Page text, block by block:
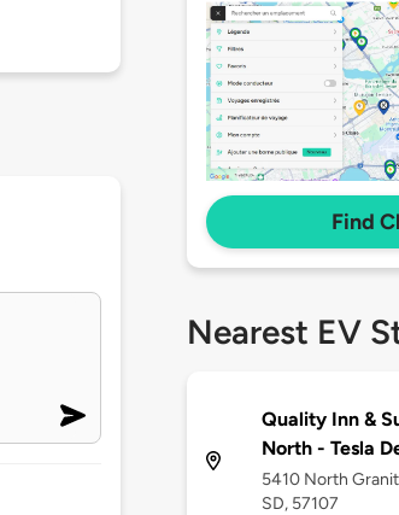
Find
Nearest EV
Quality Inn &
North - Tesla
5410 North
SD, 57107